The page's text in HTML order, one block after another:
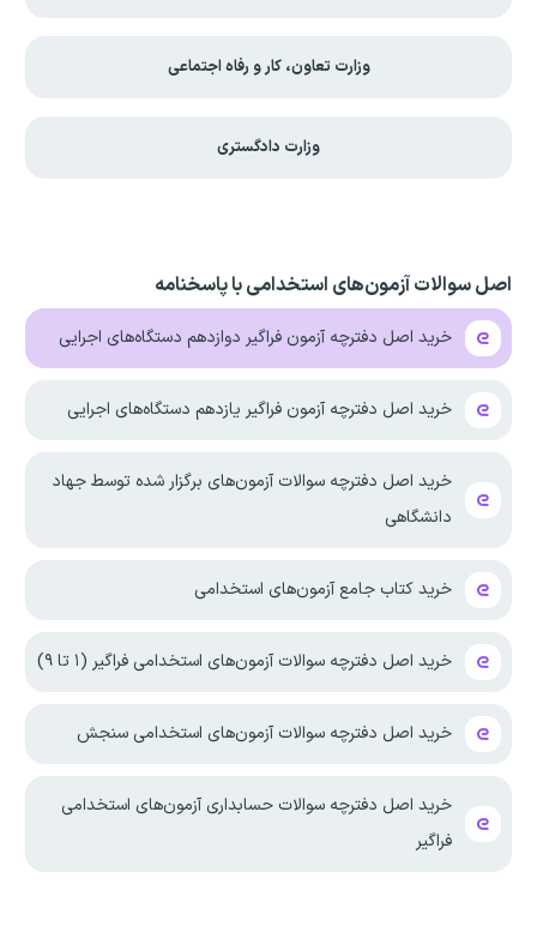
وزارت تعاون، کار و رفاه اجتماعی
وزارت دادگستری
اصل سوالات آزمون‌های استخدامی با پاسخنامه
خرید اصل دفترچه آزمون فراگیر دوازدهم دستگاه‌های اجرایی
خرید اصل دفترچه آزمون فراگیر یازدهم دستگاه‌های اجرایی
خرید اصل دفترچه سوالات آزمون‌های برگزار شده توسط جهاد
دانشگاهی
خرید کتاب جامع آزمون‌های استخدامی
خرید اصل دفترچه سوالات آزمون‌های استخدامی فراگیر (۱ تا ۹)
خرید اصل دفترچه سوالات آزمون‌های استخدامی سنجش
خرید اصل دفترچه سوالات حسابداری آزمون‌های استخدامی
فراگیر